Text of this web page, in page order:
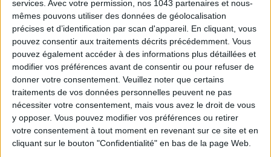
services. Avec votre permission, nos 1043 partenaires et nous-
mêmes pouvons utiliser des données de géolocalisation
précises et d’identification par scan d'appareil. En cliquant, vous
pouvez consentir aux traitements décrits précédemment. Vous
pouvez également accéder à des informations plus détaillées et
modifier vos préférences avant de consentir ou pour refuser de
donner votre consentement. Veuillez noter que certains
traitements de vos données personnelles peuvent ne pas
nécessiter votre consentement, mais vous avez le droit de vous
y opposer. Vous pouvez modifier vos préférences ou retirer
votre consentement à tout moment en revenant sur ce site et en
cliquant sur le bouton "Confidentialité" en bas de la page Web.
FLIP-FLOPS, THE SUMMER IT-SHOE